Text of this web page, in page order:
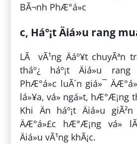
BÃ¬nh PhÆ°á»c
c, Háº¡t Äiá»u rang
LÃ vÃ¹ng Äáº¥t chuyÃªn
tháº¿ háº¡t Äiá»u
PhÆ°á»c luÃ´n giá»¯
lá»¥a, vá» ngá»t, hÆ°Æ¡ng
Khi Än háº¡t Äiá»u
ÄÆ°á»£c hÆ°Æ¡ng vá»
Äiá»u vÃ¹ng khÃ¡c.